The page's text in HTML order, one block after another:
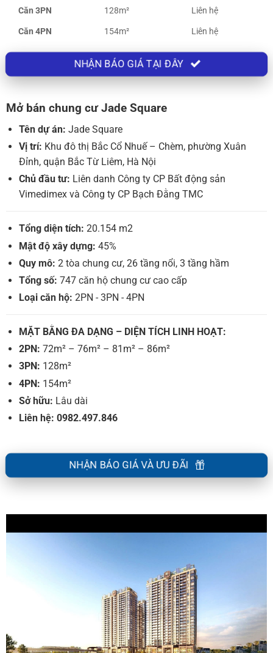
Căn 3PN
128m²
Liên hệ
Căn 4PN
154m² Liên hệ
NHẬN BÁO GIÁ TẠI ĐÂY
Mở bán chung cư Jade Square
Tên dự án: Jade Square
Vị trí: Khu đô thị Bắc Cổ Nhuế – Chèm, phường Xuân
Đỉnh, quận Bắc Từ Liêm, Hà Nội
Chủ đầu tư: Liên danh Công ty CP Bất động sản
Vimedimex và Công ty CP Bạch Đằng TMC
Tổng diện tích: 20.154 m2
Mật độ xây dựng: 45%
Quy mô: 2 tòa chung cư, 26 tầng nổi, 3 tầng hầm
Tổng số: 747 căn hộ chung cư cao cấp
Loại căn hộ: 2PN - 3PN - 4PN
MẶT BẰNG ĐA DẠNG – DIỆN TÍCH LINH HOẠT:
2PN: 72m² – 76m² – 81m² – 86m²
3PN: 128m²
4PN: 154m²
Sở hữu: Lâu dài
Liên hệ: 0982.497.846
NHẬN BÁO GIÁ VÀ ƯU ĐÃI